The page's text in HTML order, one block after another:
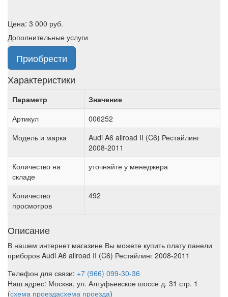
Цена: 3 000 руб.
Дополнительные услуги
Приобрести
Характеристики
Параметр
Значение
Артикул
006252
Модель и марка
Audi A6 allroad II (C6) Рестайлинг
2008-2011
Количество на
складе
уточняйте у менеджера
Количество
просмотров
492
Описание
В нашем интернет магазине Вы можете купить плату панели
приборов Audi A6 allroad II (C6) Рестайлинг 2008-2011
Телефон для связи: +7 (966) 099-30-36
Наш адрес: Москва, ул. Алтуфьевское шоссе д. 31 стр. 1
(схема проездасхема проезда)